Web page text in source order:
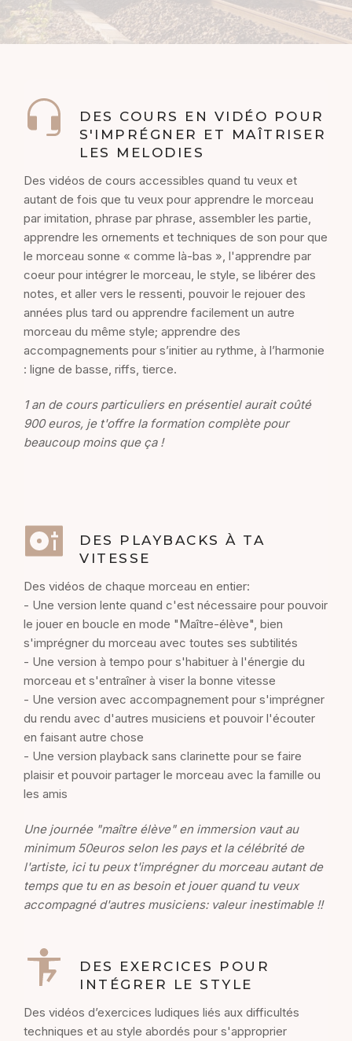
DES COURS EN VIDÉO POUR
S'IMPRÉGNER ET MAÎTRISER
LES MELODIES
Des vidéos de cours accessibles quand tu veux et
autant de fois que tu veux pour apprendre le morceau
par imitation, phrase par phrase, assembler les partie,
apprendre les ornements et techniques de son pour que
le morceau sonne « comme là-bas », l'apprendre par
coeur pour intégrer le morceau, le style, se libérer des
notes, et aller vers le ressenti, pouvoir le rejouer des
années plus tard ou apprendre facilement un autre
morceau du même style; apprendre des
accompagnements pour s’initier au rythme, à l’harmonie
: ligne de basse, riffs, tierce.
1 an de cours particuliers en présentiel aurait coûté
900 euros, je t'offre la formation complète pour
beaucoup moins que ça !
DES PLAYBACKS À TA
VITESSE
Des vidéos de chaque morceau en entier:
- Une version lente quand c'est nécessaire pour pouvoir
le jouer en boucle en mode "Maître-élève", bien
s'imprégner du morceau avec toutes ses subtilités
- Une version à tempo pour s'habituer à l'énergie du
morceau et s'entraîner à viser la bonne vitesse
- Une version avec accompagnement pour s'imprégner
du rendu avec d'autres musiciens et pouvoir l'écouter
en faisant autre chose
- Une version playback sans clarinette pour se faire
plaisir et pouvoir partager le morceau avec la famille ou
les amis
Une journée "maître élève" en immersion vaut au
minimum 50euros selon les pays et la célébrité de
l'artiste, ici tu peux t'imprégner du morceau autant de
temps que tu en as besoin et jouer quand tu veux
accompagné d'autres musiciens: valeur inestimable !!
DES EXERCICES POUR
INTÉGRER LE STYLE
Des vidéos d’exercices ludiques liés aux difficultés
techniques et au style abordés pour s'approprier